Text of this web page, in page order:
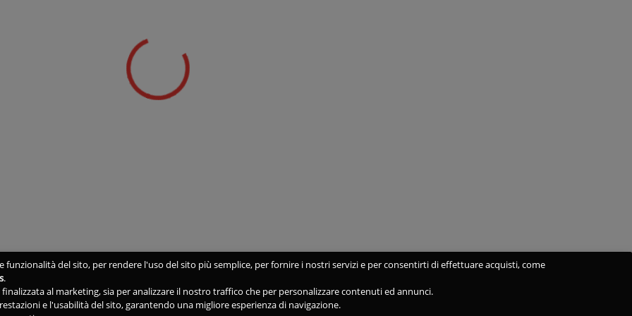
funzionalità del sito, per rendere l'uso del sito più semplice, per fornire i nostri servizi e per consentirti di effettuare acquisti, come
.
al marketing, sia per analizzare il nostro traffico che per personalizzare contenuti ed annunci.
e l'usabilità del sito, garantendo una migliore esperienza di navigazione.